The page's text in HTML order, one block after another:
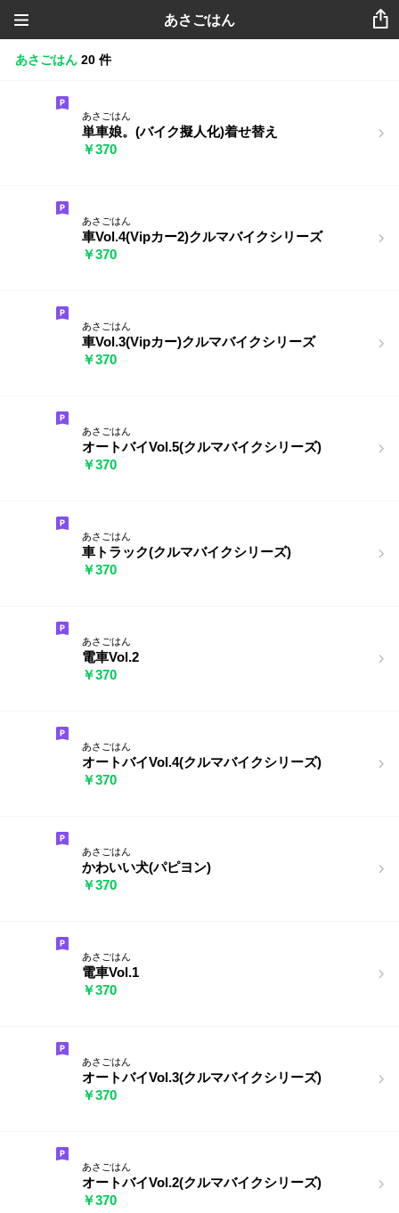
あさごはん
あさごはん 20 件
あさごはん
単車娘。(バイク擬人化)着せ替え
￥370
あさごはん
車Vol.4(Vipカー2)クルマバイクシリーズ
￥370
あさごはん
車Vol.3(Vipカー)クルマバイクシリーズ
￥370
あさごはん
オートバイVol.5(クルマバイクシリーズ)
￥370
あさごはん
車トラック(クルマバイクシリーズ)
￥370
あさごはん
電車Vol.2
￥370
あさごはん
オートバイVol.4(クルマバイクシリーズ)
￥370
あさごはん
かわいい犬(パピヨン)
￥370
あさごはん
電車Vol.1
￥370
あさごはん
オートバイVol.3(クルマバイクシリーズ)
￥370
あさごはん
オートバイVol.2(クルマバイクシリーズ)
￥370